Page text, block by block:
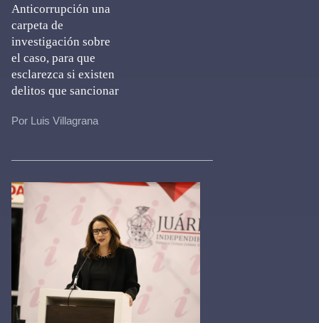
Anticorrupción una
carpeta de
investigación sobre
el caso, para que
esclarezca si existen
delitos que sancionar
Por Luis Villagrana